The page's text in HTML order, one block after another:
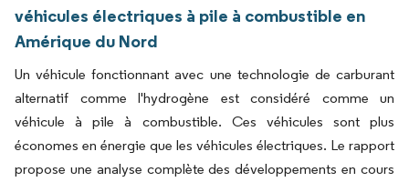
véhicules électriques à pile à combustible en
Amérique du Nord
Un véhicule fonctionnant avec une technologie de carburant
alternatif comme l'hydrogène est considéré comme un
véhicule à pile à combustible. Ces véhicules sont plus
économes en énergie que les véhicules électriques. Le rapport
propose une analyse complète des développements en cours